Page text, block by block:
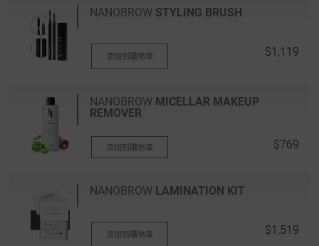
NANOBROW STYLING BRUSH
添加到購物車 $1,119
NANOBROW MICELLAR MAKEUP
REMOVER
添加到購物車 $769
NANOBROW LAMINATION KIT
添加到購物車 $1,519